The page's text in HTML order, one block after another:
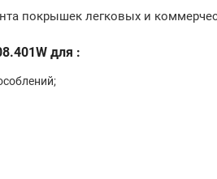
покрышек легковых и
для :